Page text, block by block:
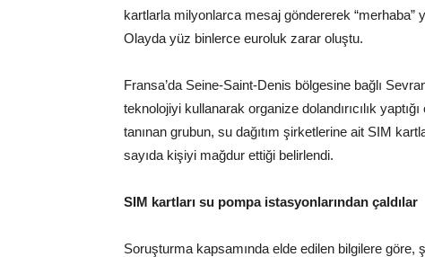
kartlarla milyonlarca mesaj göndererek “merhaba”
Olayda yüz binlerce euroluk zarar oluştu.
Fransa’da Seine-Saint-Denis bölgesine bağlı
teknolojiyi kullanarak organize dolandırıcılık
tanınan grubun, su dağıtım şirketlerine ait SIM
sayıda kişiyi mağdur ettiği belirlendi.
SIM kartları su pompa istasyonlarından çaldılar
Soruşturma kapsamında elde edilen bilgilere göre,